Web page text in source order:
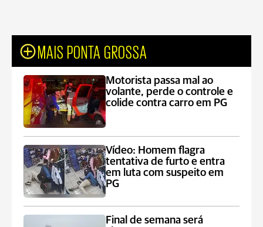
MAIS PONTA GROSSA
Motorista passa mal ao
volante, perde o controle e
colide contra carro em PG
Vídeo: Homem flagra
tentativa de furto e entra
em luta com suspeito em
PG
Final de semana será